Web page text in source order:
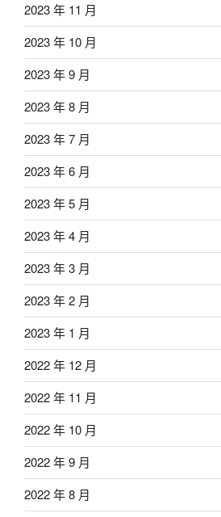
2023 年 11 月
2023 年 10 月
2023 年 9 月
2023 年 8 月
2023 年 7 月
2023 年 6 月
2023 年 5 月
2023 年 4 月
2023 年 3 月
2023 年 2 月
2023 年 1 月
2022 年 12 月
2022 年 11 月
2022 年 10 月
2022 年 9 月
2022 年 8 月